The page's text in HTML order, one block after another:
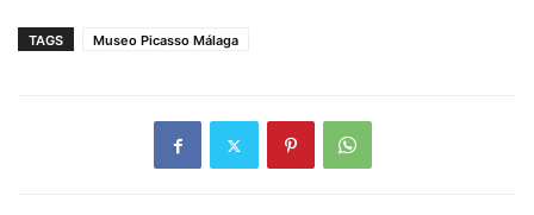
TAGS Museo Picasso Málaga